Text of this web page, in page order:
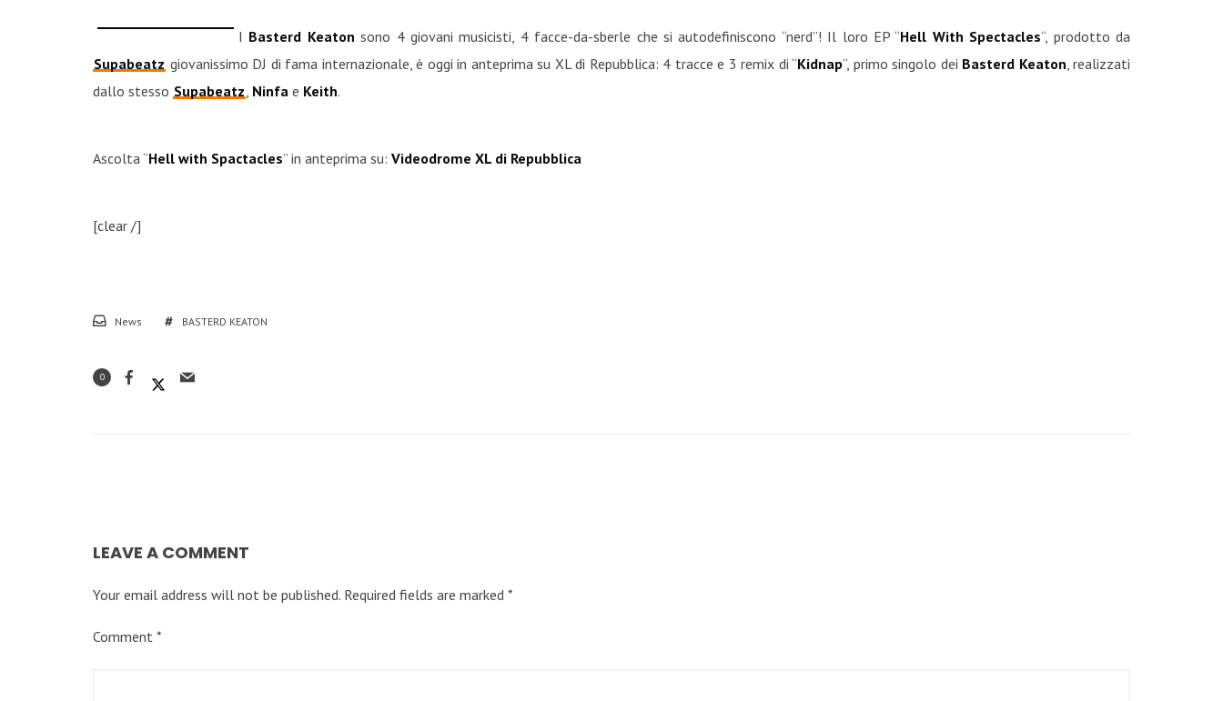
I Basterd Keaton sono 4 giovani musicisti, 4 facce-da-sberle che si autodefiniscono “nerd”! Il loro EP “Hell With Spectacles“, prodotto da
Supabeatz giovanissimo DJ di fama internazionale, è oggi in anteprima su XL di Repubblica: 4 tracce e 3 remix di “Kidnap“, primo singolo dei Basterd Keaton, realizzati
dallo stesso Supabeatz, Ninfa e Keith.
Ascolta “Hell with Spactacles” in anteprima su: Videodrome XL di Repubblica
[clear /]
News BASTERD KEATON
0
LEAVE A COMMENT
Your email address will not be published. Required fields are marked *
Comment *